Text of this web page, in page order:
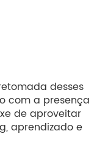
desses
com a presença
de aproveitar
aprendizado e